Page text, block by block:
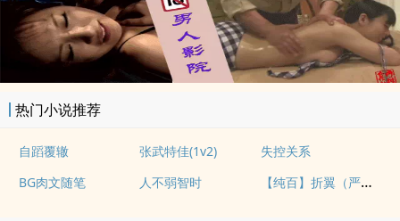
热门小说推荐
自蹈覆辙 张武特佳(1v2)
失控关系
BG肉文随笔
人不弱智时 【纯百】折翼（严厉上司是小鸟）